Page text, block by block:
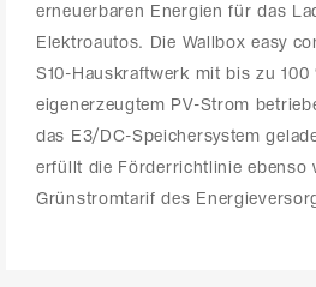
erneuerbaren Energien für das
Elektroautos. Die Wallbox easy
S10-Hauskraftwerk mit bis zu 100
eigenerzeugtem PV-Strom
das E3/DC-Speichersystem
erfüllt die Förderrichtlinie ebenso
Grünstromtarif des